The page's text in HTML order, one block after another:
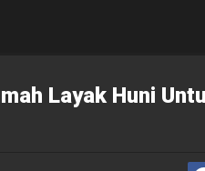
Layak Huni